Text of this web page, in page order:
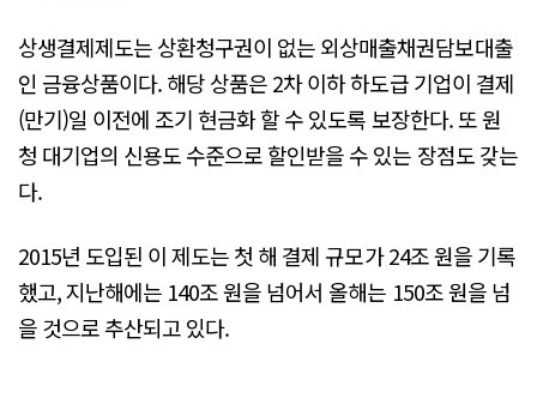
상생결제제도는 상환청구권이 없는 외상매출채권담보대출
인 금융상품이다. 해당 상품은 2차 이하 하도급 기업이 결제
(만기)일 이전에 조기 현금화 할 수 있도록 보장한다. 또 원
청 대기업의 신용도 수준으로 할인받을 수 있는 장점도 갖는
다.
2015년 도입된 이 제도는 첫 해 결제 규모가 24조 원을 기록
했고, 지난해에는 140조 원을 넘어서 올해는 150조 원을 넘
을 것으로 추산되고 있다.